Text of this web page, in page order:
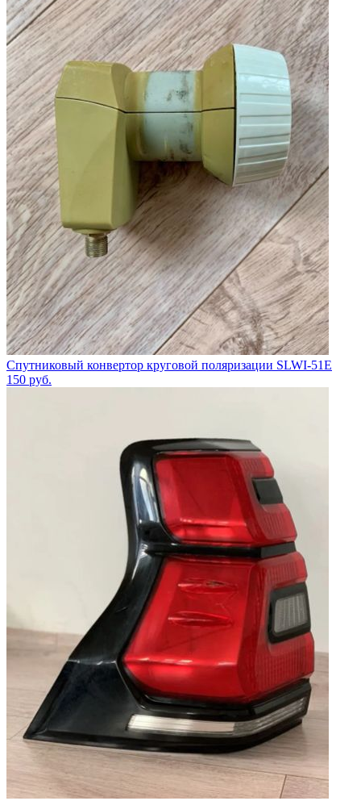
Спутниковый конвертор круговой поляризации SLWI-51E
150 руб.